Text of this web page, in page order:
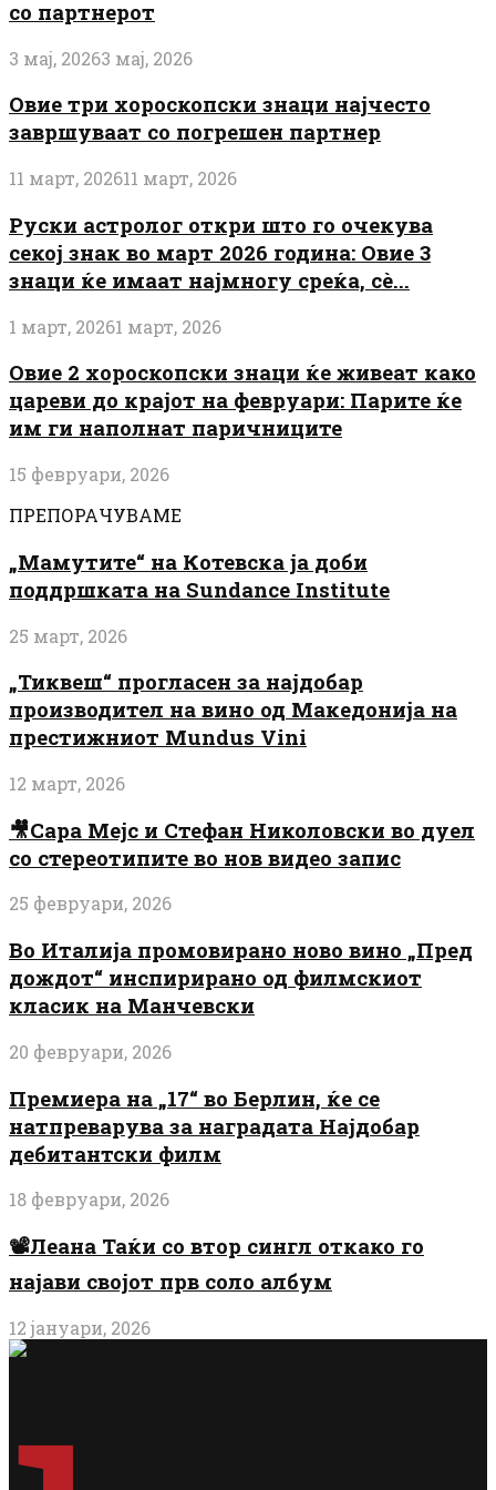
со партнерот
3 мај, 20263 мај, 2026
Овие три хороскопски знаци најчесто
завршуваат со погрешен партнер
11 март, 202611 март, 2026
Руски астролог откри што го очекува
секој знак во март 2026 година: Овие 3
знаци ќе имаат најмногу среќа, сè...
1 март, 20261 март, 2026
Овие 2 хороскопски знаци ќе живеат како
цареви до крајот на февруари: Парите ќе
им ги наполнат паричниците
15 февруари, 2026
ПРЕПОРАЧУВАМЕ
„Мамутите“ на Котевска ја доби
поддршката на Sundance Institute
25 март, 2026
„Тиквеш“ прогласен за најдобар
производител на вино од Македонија на
престижниот Mundus Vini
12 март, 2026
🎥Сара Мејс и Стефан Николовски во дуел
со стереотипите во нов видео запис
25 февруари, 2026
Во Италија промовирано ново вино „Пред
дождот“ инспирирано од филмскиот
класик на Манчевски
20 февруари, 2026
Премиера на „17“ во Берлин, ќе се
натпреварува за наградата Најдобар
дебитантски филм
18 февруари, 2026
📽️Леана Таќи со втор сингл откако го
најави својот прв соло албум
12 јануари, 2026